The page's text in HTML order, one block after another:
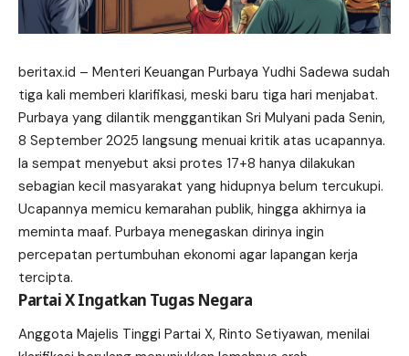
beritax.id – Menteri Keuangan Purbaya Yudhi Sadewa sudah
tiga kali memberi klarifikasi, meski baru tiga hari menjabat.
Purbaya yang dilantik menggantikan Sri Mulyani pada Senin,
8 September 2025 langsung menuai kritik atas ucapannya.
Ia sempat menyebut aksi protes 17+8 hanya dilakukan
sebagian kecil masyarakat yang hidupnya belum tercukupi.
Ucapannya memicu kemarahan publik, hingga akhirnya ia
meminta maaf. Purbaya menegaskan dirinya ingin
percepatan pertumbuhan ekonomi agar lapangan kerja
tercipta.
Partai X Ingatkan Tugas Negara
Anggota Majelis Tinggi Partai X, Rinto Setiyawan, menilai